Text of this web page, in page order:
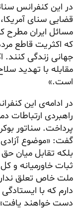
در این کنفرانس
قضایی سنای
مسائل ایران مطرح
که اکثریت قاطع
جهانی زندگی کنند.
مقابله با تهدید
است.»
در ادامه‌ی این
راهبردی ارتباطات
پرداخت. سناتور
گفت: «موضوع
بلکه تقابل میان
ثبات خاورمیانه و
ملت خاص تعلق
دارم که با
دست خواهند